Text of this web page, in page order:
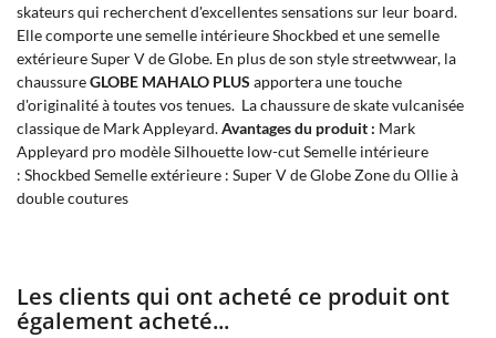
skateurs qui recherchent d'excellentes sensations sur leur board.
Elle comporte une semelle intérieure Shockbed et une semelle
extérieure Super V de Globe. En plus de son style streetwwear, la
chaussureGLOBE MAHALO PLUS apportera une touche
d'originalité à toutes vos tenues. La chaussure de skate vulcanisée
classique de Mark Appleyard.Avantages du produit : Mark
Appleyard pro modèle Silhouette low-cut Semelle intérieure
: Shockbed Semelle extérieure : Super V de Globe Zone du Ollie à
double coutures
Les clients qui ont acheté ce produit ont
également acheté...